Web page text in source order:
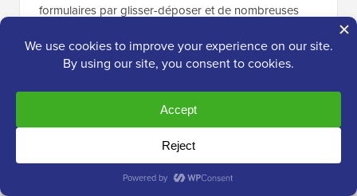
formulaires par glisser-déposer et de nombreuses
formulaire. Vous pouvez ajouter un champ de
téléchargement de fichiers à votre formulaire et
l'afficher n'importe où sur le site Web.
De plus, sa fonctionnalité de mappage de champs
facilite la rédaction et la modification sur le frontend,
et est parfaite pour les sites avec du contenu soumis